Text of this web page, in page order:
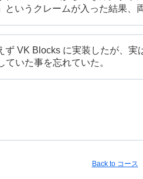
というクレームが入った結果、
ず VK Blocks に実装したが、
いた事を忘れていた。
Back to コース